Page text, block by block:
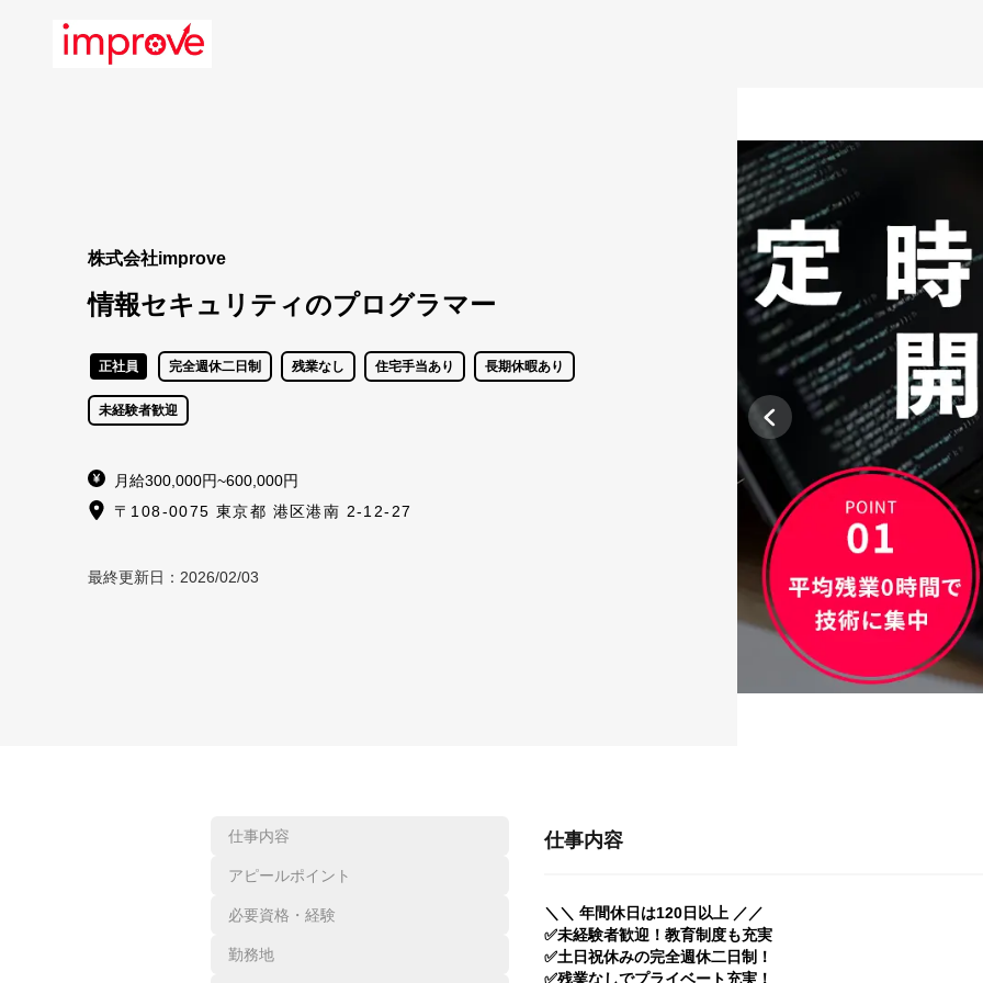
株式会社improve
情報セキュリティのプログラマー
正社員 完全週休二日制 残業なし 住宅手当あり 長期休暇あり
未経験者歓迎
月給300,000円~600,000円
〒108-0075 東京都 港区港南 2-12-27
最終更新日： 2026/02/03
仕事内容
アピールポイント
必要資格・経験
勤務地
仕事内容
＼＼ 年間休日は120日以上 ／／
✅未経験者歓迎！教育制度も充実
✅土日祝休みの完全週休二日制！
✅残業なしでプライベート充実！